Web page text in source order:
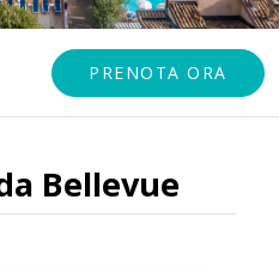
PRENOTA ORA
Bellevue